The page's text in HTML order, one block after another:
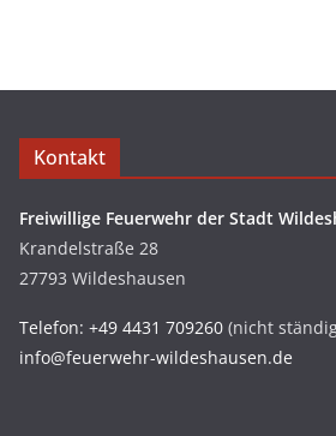
Kontakt
Freiwillige Feuerwehr der Stadt
Krandelstraße 28
27793 Wildeshausen
Telefon: +49 4431 709260 (nicht
info@feuerwehr-wildeshausen.de